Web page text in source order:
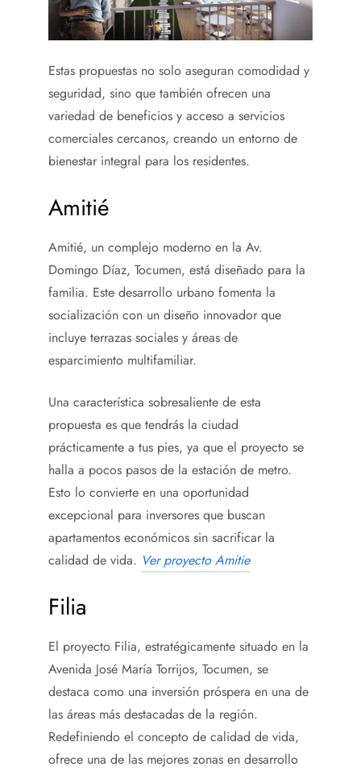
Estas propuestas no solo aseguran comodidad y
seguridad, sino que también ofrecen una
variedad de beneficios y acceso a servicios
comerciales cercanos, creando un entorno de
bienestar integral para los residentes.
Amitié
Amitié, un complejo moderno en la Av.
Domingo Díaz, Tocumen, está diseñado para la
familia. Este desarrollo urbano fomenta la
socialización con un diseño innovador que
incluye terrazas sociales y áreas de
esparcimiento multifamiliar.
Una característica sobresaliente de esta
propuesta es que tendrás la ciudad
prácticamente a tus pies, ya que el proyecto se
halla a pocos pasos de la estación de metro.
Esto lo convierte en una oportunidad
excepcional para inversores que buscan
apartamentos económicos sin sacrificar la
calidad de vida. Ver proyecto Amitie
Filia
El proyecto Filia, estratégicamente situado en la
Avenida José María Torrijos, Tocumen, se
destaca como una inversión próspera en una de
las áreas más destacadas de la región.
Redefiniendo el concepto de calidad de vida,
ofrece una de las mejores zonas en desarrollo